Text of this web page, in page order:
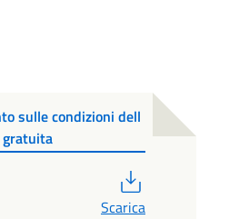
sulle condizioni dell
Scarica